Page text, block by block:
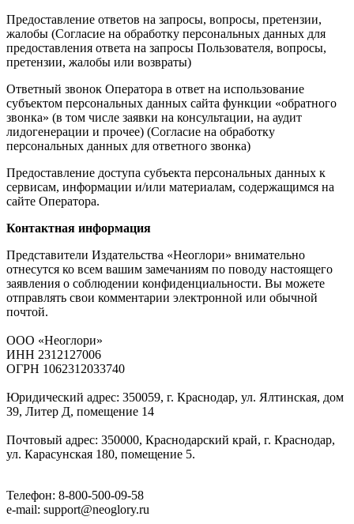
Предоставление ответов на запросы, вопросы, претензии,
жалобы (Согласие на обработку персональных данных для
предоставления ответа на запросы Пользователя, вопросы,
претензии, жалобы или возвраты)
Ответный звонок Оператора в ответ на использование
субъектом персональных данных сайта функции «обратного
звонка» (в том числе заявки на консультации, на аудит
лидогенерации и прочее) (Согласие на обработку
персональных данных для ответного звонка)
Предоставление доступа субъекта персональных данных к
сервисам, информации и/или материалам, содержащимся на
сайте Оператора.
Контактная информация
Представители Издательства «Неоглори» внимательно
отнесутся ко всем вашим замечаниям по поводу настоящего
заявления о соблюдении конфиденциальности. Вы можете
отправлять свои комментарии электронной или обычной
почтой.
ООО «Неоглори»
ИНН 2312127006
ОГРН 1062312033740
Юридический адрес: 350059, г. Краснодар, ул. Ялтинская, дом
39, Литер Д, помещение 14
Почтовый адрес: 350000, Краснодарский край, г. Краснодар,
ул. Карасунская 180, помещение 5.
Телефон: 8-800-500-09-58
e-mail: support@neoglory.ru